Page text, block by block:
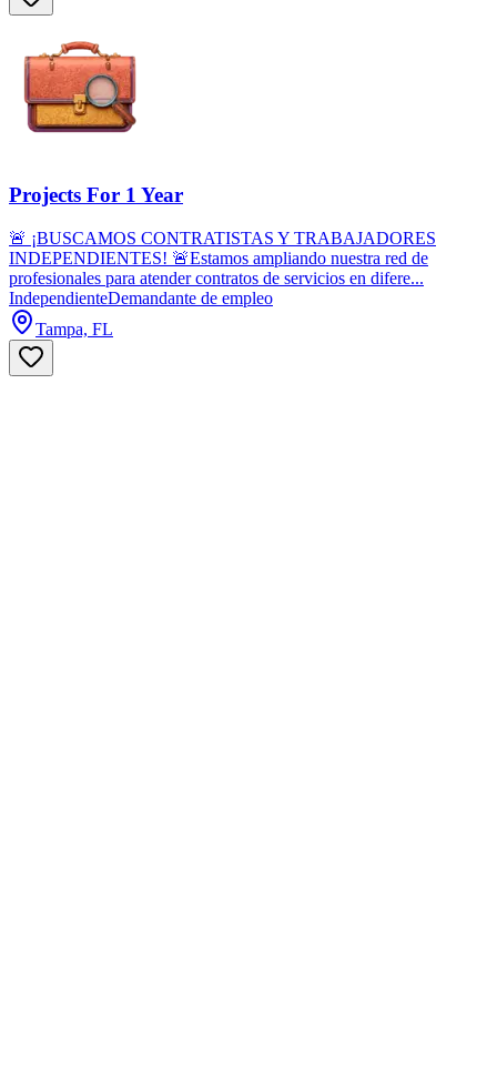
Projects For 1 Year
🚨 ¡BUSCAMOS CONTRATISTAS Y TRABAJADORES
INDEPENDIENTES! 🚨Estamos ampliando nuestra red de
profesionales para atender contratos de servicios en difere...
IndependienteDemandante de empleo
Tampa, FL